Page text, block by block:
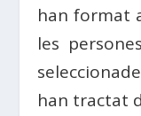
han format
les
han tractat